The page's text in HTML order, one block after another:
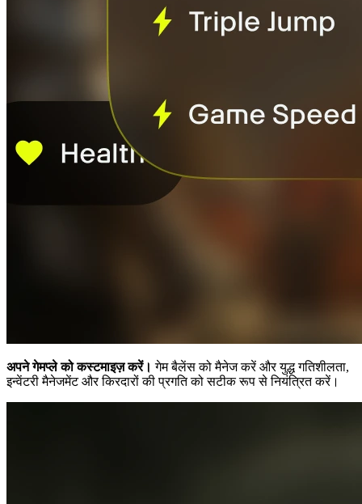
अपने गेमप्ले को कस्टमाइज़ करें। गेम बैलेंस को मैनेज करें और युद्ध गतिशीलता,
इन्वेंटरी मैनेजमेंट और किरदारों की प्रगति को सटीक रूप से नियंत्रित करें।